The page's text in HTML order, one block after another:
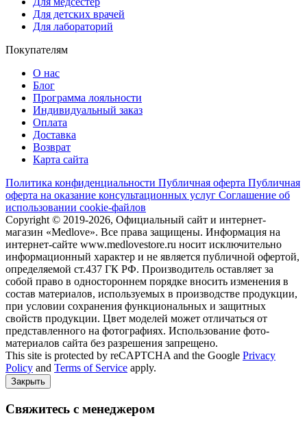
Для детских врачей
Для лабораторий
Покупателям
О нас
Блог
Программа лояльности
Индивидуальный заказ
Оплата
Доставка
Возврат
Карта сайта
Политика конфиденциальности Публичная оферта Публичная
оферта на оказание консультационных услуг Соглашение об
использовании cookie-файлов
Copyright © 2019-2026, Официальный сайт и интернет-
магазин «Medlove». Все права защищены. Информация на
интернет-сайте www.medlovestore.ru носит исключительно
информационный характер и не является публичной офертой,
определяемой ст.437 ГК РФ. Производитель оставляет за
собой право в одностороннем порядке вносить изменения в
состав материалов, используемых в производстве продукции,
при условии сохранения функциональных и защитных
свойств продукции. Цвет моделей может отличаться от
представленного на фотографиях. Использование фото-
материалов сайта без разрешения запрещено.
This site is protected by reCAPTCHA and the Google Privacy
Policy and Terms of Service apply.
Закрыть
Свяжитесь с менеджером